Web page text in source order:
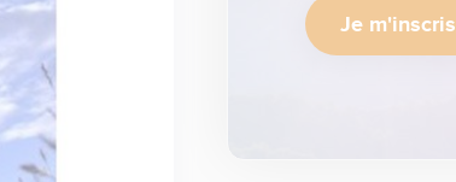
Je m'inscris